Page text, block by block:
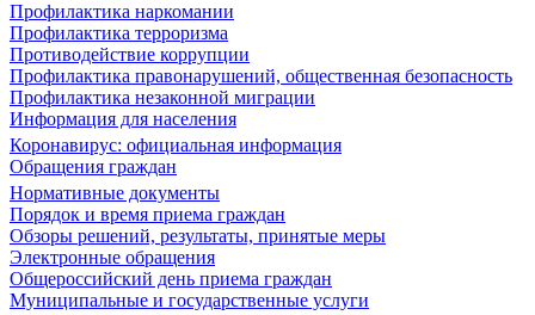
Профилактика наркомании
Профилактика терроризма
Противодействие коррупции
Профилактика правонарушений, общественная безопасность
Профилактика незаконной миграции
Информация для населения
Коронавирус: официальная информация
Обращения граждан
Нормативные документы
Порядок и время приема граждан
Обзоры решений, результаты, принятые меры
Электронные обращения
Общероссийский день приема граждан
Муниципальные и государственные услуги